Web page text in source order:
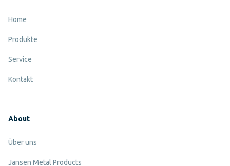
Home
Produkte
Service
Kontakt
About
Über uns
Jansen Metal Products